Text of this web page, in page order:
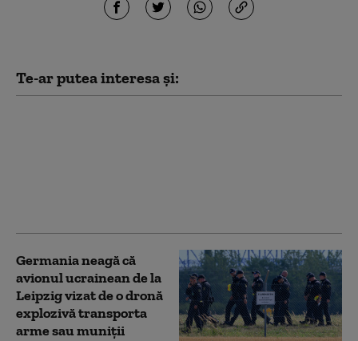
Te-ar putea interesa și:
Germania neagă că
avionul ucrainean de la
Leipzig vizat de o dronă
explozivă transporta
arme sau muniţii